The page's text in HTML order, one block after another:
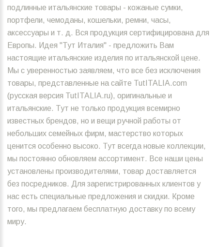
подлинные итальянские товары - кожаные сумки,
портфели, чемоданы, кошельки, ремни, часы,
аксессуары и т. д. Вся продукция сертифицирована для
Европы. Идея "Тут Италия" - предложить Вам
настоящие итальянские изделия по итальянской цене.
Мы с уверенностью заявляем, что все без исключения
товары, представленные на сайте TutITALIA.com
(русская версия TutITALIA.ru), оригинальные и
итальянские. Тут не только продукция всемирно
известных брендов, но и вещи ручной работы от
небольших семейных фирм, мастерство которых
ценится особенно высоко. Тут всегда новые коллекции,
мы постоянно обновляем ассортимент. Все наши цены
установлены производителями, товар доставляется
без посредников. Для зарегистрированных клиентов у
нас есть специальные предложения и скидки. Кроме
того, мы предлагаем бесплатную доставку по всему
миру.